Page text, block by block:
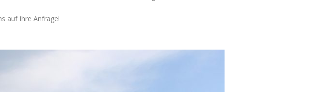
auf Ihre Anfrage!